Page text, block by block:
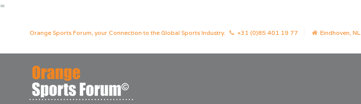
=
Orange Sports Forum, your Connection to the Global Sports Industry. +31 (0)85 401 19 77 Eindhoven, NL